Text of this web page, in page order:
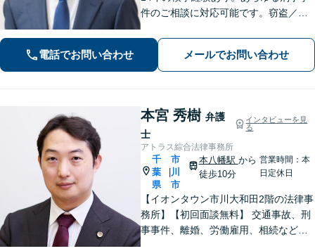
件のご相談に対応可能です。窃盗／詐
事件は早急にご相談ください。【相続
事件もお任せください】遺産分割協
議・調停／遺留分／遺言書作成など幅
広く対応
電話でお問い合わせ メールでお問い合わせ
本宮 秀樹 弁護
士
インタビューを見
る
アトラス綜合法律事務所
千
葉
県
市
川
市
本八幡駅 から
徒歩10分
営業時間：本
日定休日
【イオンタウン市川大和田2階の法律事
務所】【初回面談無料】 交通事故、刑
事事件、離婚、労働雇用、相続などの